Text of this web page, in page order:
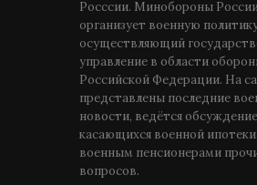
Росссии. Минобороны
организует военную
осуществляющий
управление в области
Российской Федерации. На
представлены последние
новости, ведётся
касающихся военной
военным пенсионерами
вопросов.